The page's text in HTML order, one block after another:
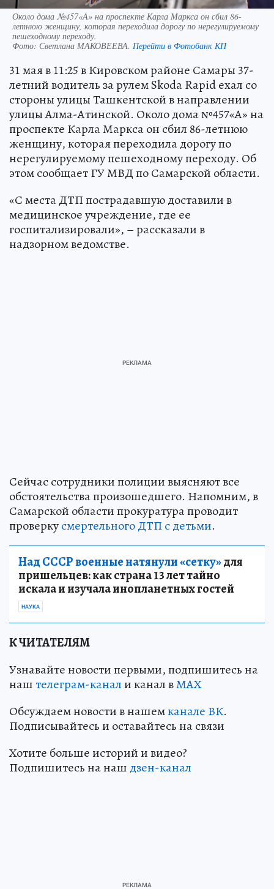
Около дома №457«А» на проспекте Карла Маркса он сбил 86-
летнюю женщину, которая переходила дорогу по нерегулируемому
пешеходному переходу.
Фото: Светлана МАКОВЕЕВА. Перейти в Фотобанк КП
31 мая в 11:25 в Кировском районе Самары 37-
летний водитель за рулем Skoda Rapid ехал со
стороны улицы Ташкентской в направлении
улицы Алма-Атинской. Около дома №457«А» на
проспекте Карла Маркса он сбил 86-летнюю
женщину, которая переходила дорогу по
нерегулируемому пешеходному переходу. Об
этом сообщает ГУ МВД по Самарской области.
«С места ДТП пострадавшую доставили в
медицинское учреждение, где ее
госпитализировали», – рассказали в
надзорном ведомстве.
Сейчас сотрудники полиции выясняют все
обстоятельства произошедшего. Напомним, в
Самарской области прокуратура проводит
проверкусмертельного ДТП с детьми.
Над СССР военные натянули «сетку»для
пришельцев: как страна 13 лет тайно
искала и изучала инопланетных гостей
НАУКА
К ЧИТАТЕЛЯМ
Узнавайте новости первыми, подпишитесь на
наштелеграм-канали канал вМАХ
Обсуждаем новости в нашемканале ВК.
Подписывайтесь и оставайтесь на связи
Хотите больше историй и видео?
Подпишитесь на наш дзен-канал